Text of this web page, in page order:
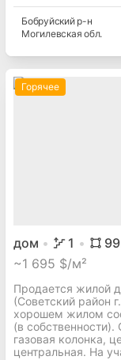
Бобруйскийр-н
Могилевская обл.
Горячее
дом 1
~1 695 $/м²
Продается жилой
(Советский район
хорошем жилом
(в собственности).
газовая колонка,
центральная. На